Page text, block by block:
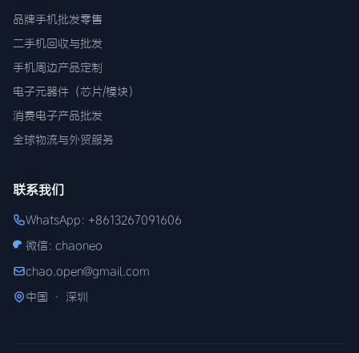
品牌手机批发零售
二手机回收与批发
手机周边产品定制
电子元器件（芯片/模块）
消费电子产品批发
全球物流与外贸服务
联系我们
WhatsApp: +8613267091606
微信: chaoneo
chao.open@gmail.com
中国 · 深圳